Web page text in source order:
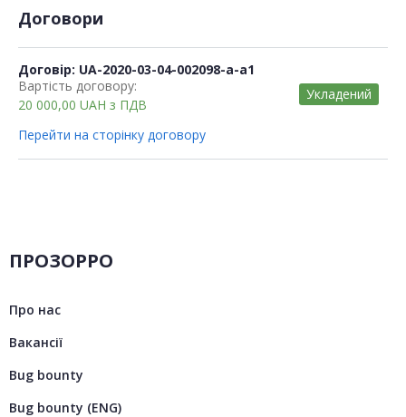
Договори
Договір: UA-2020-03-04-002098-a-a1
Вартість договору:
20 000,00 UAH з ПДВ
Укладений
Перейти на сторінку договору
ПРОЗОРРО
Про нас
Вакансії
Bug bounty
Bug bounty (ENG)